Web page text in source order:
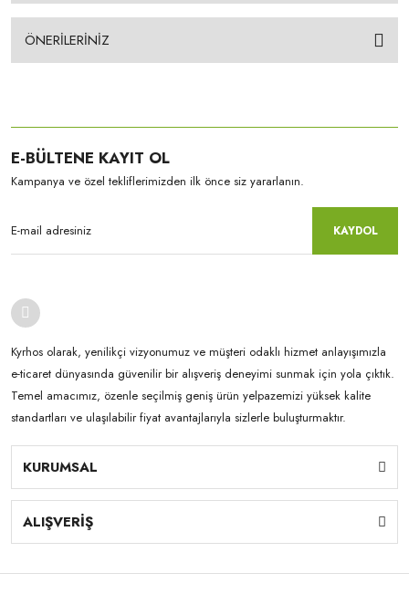
ÖNERİLERİNİZ
E-BÜLTENE KAYIT OL
Kampanya ve özel tekliflerimizden ilk önce siz yararlanın.
KAYDOL
Kyrhos olarak, yenilikçi vizyonumuz ve müşteri odaklı hizmet anlayışımızla
e-ticaret dünyasında güvenilir bir alışveriş deneyimi sunmak için yola çıktık.
Temel amacımız, özenle seçilmiş geniş ürün yelpazemizi yüksek kalite
standartları ve ulaşılabilir fiyat avantajlarıyla sizlerle buluşturmaktır.
KURUMSAL
ALIŞVERİŞ